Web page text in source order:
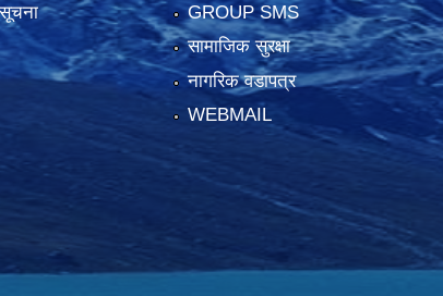
GROUP SMS
सामाजिक सुरक्षा
नागरिक वडापत्र
WEBMAIL